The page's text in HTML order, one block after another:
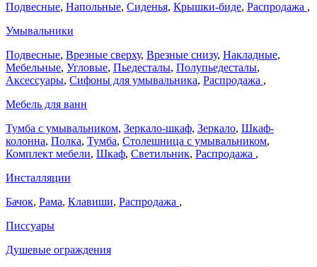
Подвесные, Напольные, Сиденья, Крышки-биде, Распродажа ,
Умывальники
Подвесные, Врезные сверху, Врезные снизу, Накладные,
Мебельные, Угловые, Пьедесталы, Полупьедесталы,
Аксессуары, Сифоны для умывальника, Распродажа ,
Мебель для ванн
Тумба с умывальником, Зеркало-шкаф, Зеркало, Шкаф-
колонна, Полка, Тумба, Столешница с умывальником,
Комплект мебели, Шкаф, Светильник, Распродажа ,
Инсталляции
Бачок, Рама, Клавиши, Распродажа ,
Писсуары
Душевые ограждения